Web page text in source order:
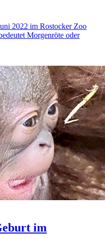
2022 im Rostocker Zoo
Morgenröte oder
im